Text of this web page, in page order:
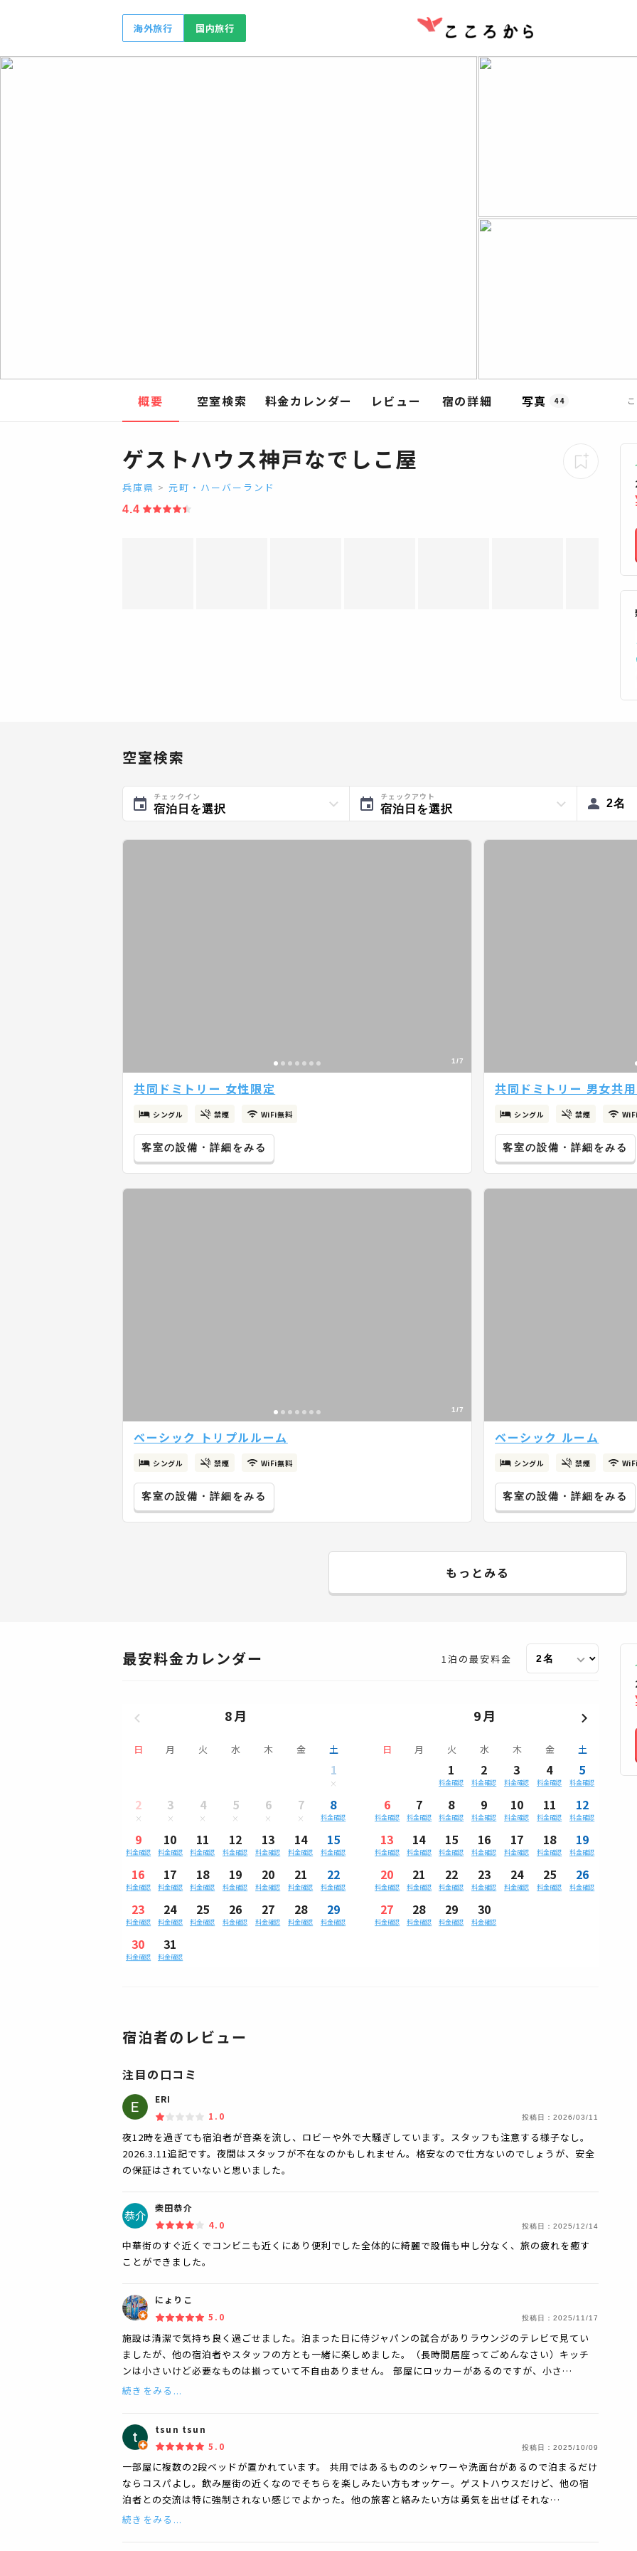
海外旅行 国内旅行
概要 空室検索 料金カレンダー レビュー 宿の詳細 写真 44
ゲストハウス神戸なでしこ屋
兵庫県 > 元町・ハーバーランド
4.4
空室検索
チェックイン
宿泊日を選択
チェックアウト
宿泊日を選択 2名
1/7
共同ドミトリー 女性限定
シングル 禁煙 WiFi無料
客室の設備・詳細をみる
共同ドミトリー 男女共
シングル 禁煙
客室の設備・詳細をみる
1/7
ベーシック トリプルルーム
シングル 禁煙 WiFi無料
客室の設備・詳細をみる
ベーシック ルーム
シングル 禁煙
客室の設備・詳細をみる
もっとみる
最安料金カレンダー 1泊の最安料金
8月
日 月 火 水 木 金 土
1
2 3 4 5 6 7 8
料金確認
9
料金確認
10
料金確認
11
料金確認
12
料金確認
13
料金確認
14
料金確認
15
料金確認
16
料金確認
17
料金確認
18
料金確認
19
料金確認
20
料金確認
21
料金確認
22
料金確認
23
料金確認
24
料金確認
25
料金確認
26
料金確認
27
料金確認
28
料金確認
29
料金確認
30
料金確認
31
料金確認
9月
日 月 火 水 木 金 土
1
料金確認
2
料金確認
3
料金確認
4
料金確認
5
料金確認
6
料金確認
7
料金確認
8
料金確認
9
料金確認
10
料金確認
11
料金確認
12
料金確認
13
料金確認
14
料金確認
15
料金確認
16
料金確認
17
料金確認
18
料金確認
19
料金確認
20
料金確認
21
料金確認
22
料金確認
23
料金確認
24
料金確認
25
料金確認
26
料金確認
27
料金確認
28
料金確認
29
料金確認
30
料金確認
宿泊者のレビュー
注目の口コミ
ERI
1.0
投稿日： 2026/03/11
夜12時を過ぎても宿泊者が音楽を流し、ロビーや外で大騒ぎしています。スタッフも注意する様子なし。
2026.3.11追記です。夜間はスタッフが不在なのかもしれません。格安なので仕方ないのでしょうが、安全
の保証はされていないと思いました。
柴田恭介
4.0
投稿日： 2025/12/14
中華街のすぐ近くでコンビニも近くにあり便利でした全体的に綺麗で設備も申し分なく、旅の疲れを癒す
ことができました。
にょりこ
5.0
投稿日： 2025/11/17
施設は清潔で気持ち良く過ごせました。泊まった日に侍ジャパンの試合がありラウンジのテレビで見てい
ましたが、他の宿泊者やスタッフの方とも一緒に楽しめました。（長時間居座ってごめんなさい）キッチ
ンは小さいけど必要なものは揃っていて不自由ありません。 部屋にロッカーがあるのですが、小さ…
続きをみる...
tsun tsun
5.0
投稿日： 2025/10/09
一部屋に複数の2段ベッドが置かれています。 共用ではあるもののシャワーや洗面台があるので泊まるだけ
ならコスパよし。飲み屋街の近くなのでそちらを楽しみたい方もオッケー。ゲストハウスだけど、他の宿
泊者との交流は特に強制されない感じでよかった。他の旅客と絡みたい方は勇気を出せばそれな…
続きをみる...